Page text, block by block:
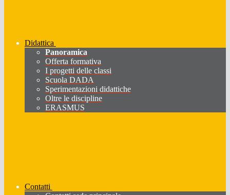
Didattica
Panoramica
Offerta formativa
I progetti delle classi
Scuola DADA
Sperimentazioni didattiche
Oltre le discipline
ERASMUS
Contatti